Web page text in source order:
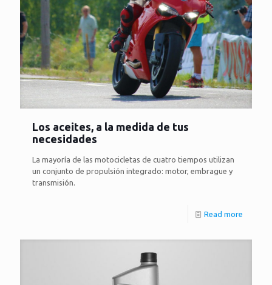
Los aceites, a la medida de tus
necesidades
La mayoría de las motocicletas de cuatro tiempos utilizan
un conjunto de propulsión integrado: motor, embrague y
transmisión.
Read more